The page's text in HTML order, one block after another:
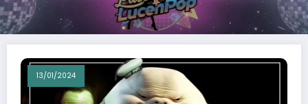
13/01/2024